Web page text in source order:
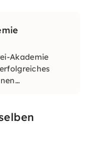
Akademie
Neues zu